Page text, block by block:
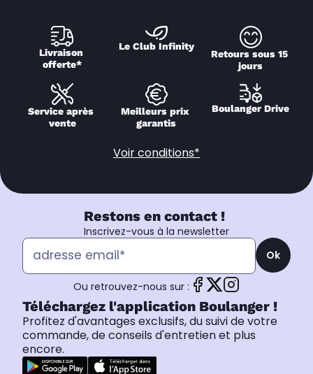
Livraison
offerte*
Le Club Infinity
Retours sous 15
jours
Service après
vente
Meilleurs prix
garantis
Boulanger Drive
Voir conditions*
Restons en contact !
Inscrivez-vous à la newsletter
Ok
Ou retrouvez-nous sur :
Téléchargez l'application Boulanger !
Profitez d'avantages exclusifs, du suivi de votre
commande, de conseils d'entretien et plus
encore.